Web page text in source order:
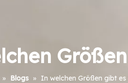
» Blogs » In welchen Größen gibt